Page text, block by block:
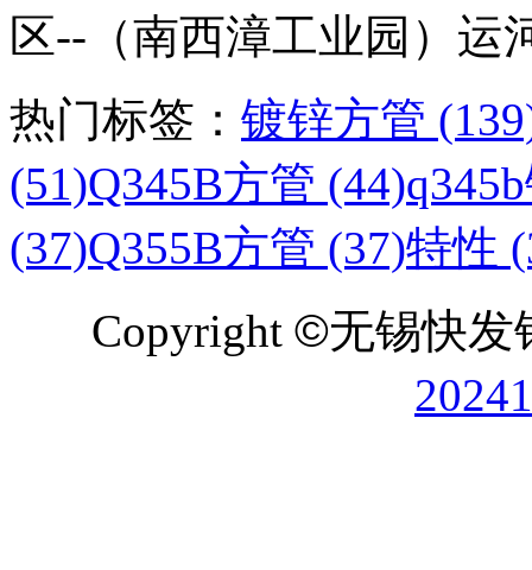
区--（南西漳工业园）运
热门标签： 镀锌方管
(51)Q345B方管 (44)
(37)Q355B方管 (37)特性
Copyright ©无锡快